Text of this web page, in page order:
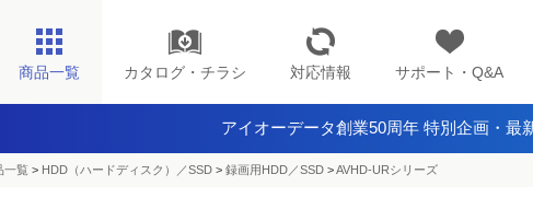
商品一覧 カタログ・チラシ 対応情報 サポート・Q&A
アイオーデータ創業50周年 特別企画・最
一覧 > HDD（ハードディスク）／SSD > 録画用HDD／SSD >AVHD-URシリーズ